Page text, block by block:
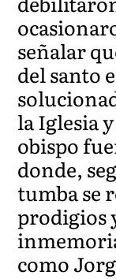
señalar
del santo
la Iglesia
obispo
donde,
tumba se
prodigios
como